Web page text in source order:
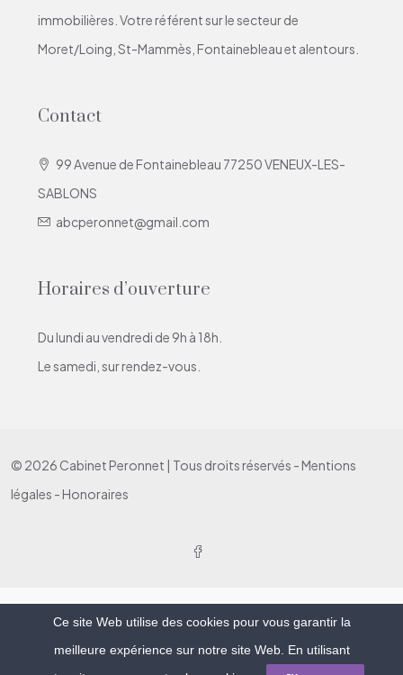
immobilières. Votre référent sur le secteur de
Moret/Loing, St-Mammès, Fontainebleau et alentours.
Contact
99 Avenue de Fontainebleau 77250 VENEUX-LES-
SABLONS
abcperonnet@gmail.com
Horaires d’ouverture
Du lundi au vendredi de 9h à 18h.
Le samedi, sur rendez-vous.
© 2026 Cabinet Peronnet | Tous droits réservés - Mentions
légales - Honoraires
Ce site Web utilise des cookies pour vous garantir la
meilleure expérience sur notre site Web. En utilisant